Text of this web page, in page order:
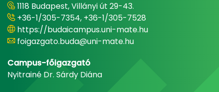
1118 Budapest, Villányi út 29-43.
+36-1/305-7354, +36-1/305-7528
https://budaicampus.uni-mate.hu
foigazgato.buda@uni-mate.hu
Campus-főigazgató
Nyitrainé Dr. Sárdy Diána